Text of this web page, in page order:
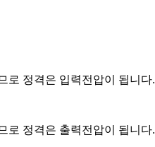
로 정격은 입력전압이 됩니다.
로 정격은 출력전압이 됩니다.